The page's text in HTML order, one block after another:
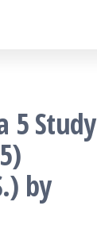
5 Study
by